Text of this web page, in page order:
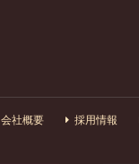
会社概要 採用情報